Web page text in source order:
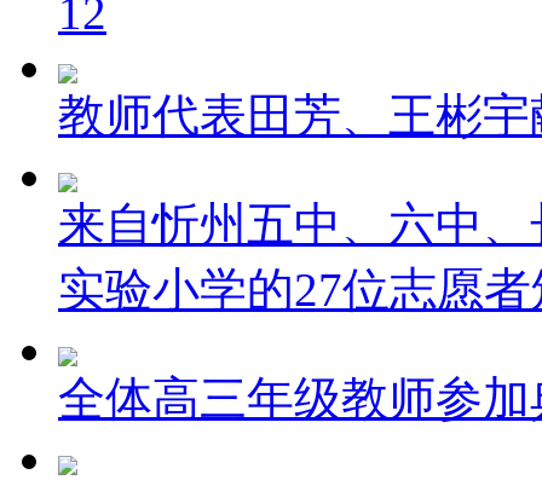
12
教师代表田芳、王彬宇
来自忻州五中、六中
实验小学的27位志愿
全体高三年级教师参加